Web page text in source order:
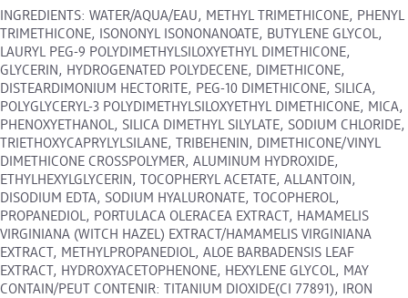
INGREDIENTS: WATER/AQUA/EAU, METHYL TRIMETHICONE, PHENYL
TRIMETHICONE, ISONONYL ISONONANOATE, BUTYLENE GLYCOL,
LAURYL PEG-9 POLYDIMETHYLSILOXYETHYL DIMETHICONE,
GLYCERIN, HYDROGENATED POLYDECENE, DIMETHICONE,
DISTEARDIMONIUM HECTORITE, PEG-10 DIMETHICONE, SILICA,
POLYGLYCERYL-3 POLYDIMETHYLSILOXYETHYL DIMETHICONE, MICA,
PHENOXYETHANOL, SILICA DIMETHYL SILYLATE, SODIUM CHLORIDE,
TRIETHOXYCAPRYLYLSILANE, TRIBEHENIN, DIMETHICONE/VINYL
DIMETHICONE CROSSPOLYMER, ALUMINUM HYDROXIDE,
ETHYLHEXYLGLYCERIN, TOCOPHERYL ACETATE, ALLANTOIN,
DISODIUM EDTA, SODIUM HYALURONATE, TOCOPHEROL,
PROPANEDIOL, PORTULACA OLERACEA EXTRACT, HAMAMELIS
VIRGINIANA (WITCH HAZEL) EXTRACT/HAMAMELIS VIRGINIANA
EXTRACT, METHYLPROPANEDIOL, ALOE BARBADENSIS LEAF
EXTRACT, HYDROXYACETOPHENONE, HEXYLENE GLYCOL, MAY
CONTAIN/PEUT CONTENIR: TITANIUM DIOXIDE(CI 77891), IRON